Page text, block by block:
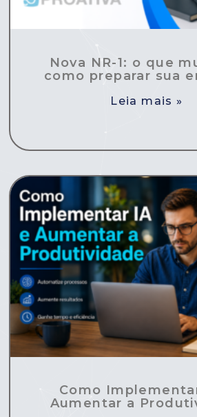
Nova NR-1: o que
como preparar sua
Leia mais »
Como
Aumentar a